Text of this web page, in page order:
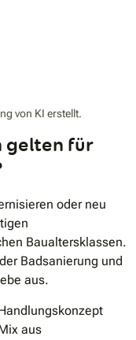
von KI erstellt.
gelten für
oder neu
Baualtersklassen.
Badsanierung und
aus.
aus